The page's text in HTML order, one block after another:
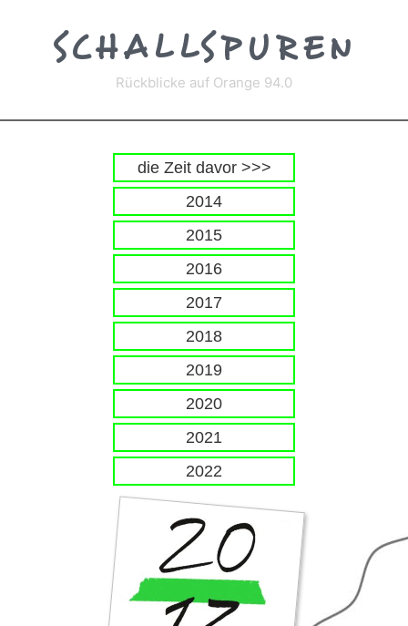
SCHALLSPUREN
Rückblicke auf Orange 94.0
die Zeit davor >>>
2014
2015
2016
2017
2018
2019
2020
2021
2022